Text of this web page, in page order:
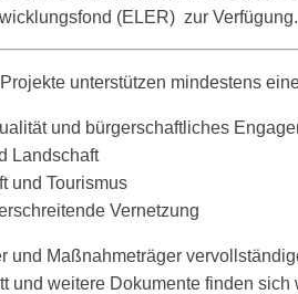
(ELER) zur Verfügung.
unterstützen mindestens
und bürgerschaftliches
Landschaft
und Tourismus
Vernetzung
und Maßnahmeträger
und weitere Dokumente finden